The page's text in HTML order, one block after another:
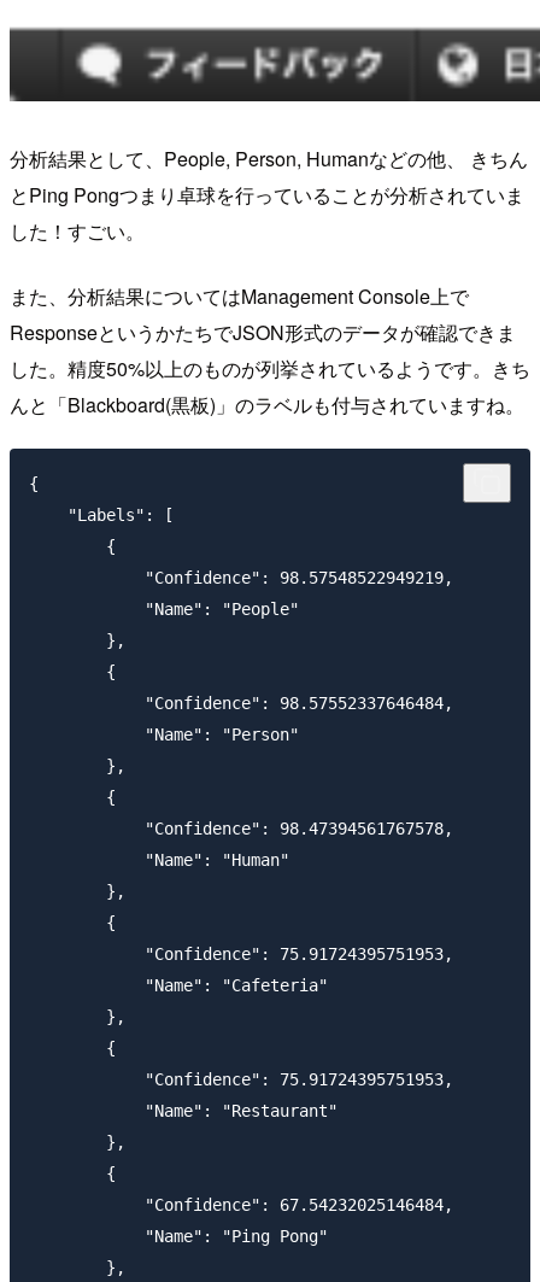
分析結果として、People, Person, Humanなどの他、 きちん
とPing Pongつまり卓球を行っていることが分析されていま
した！すごい。
また、分析結果についてはManagement Console上で
ResponseというかたちでJSON形式のデータが確認できま
した。精度50%以上のものが列挙されているようです。きち
んと「Blackboard(黒板)」のラベルも付与されていますね。
{
    "Labels": [
        {
            "Confidence": 98.57548522949219,
            "Name": "People"
        },
        {
            "Confidence": 98.57552337646484,
            "Name": "Person"
        },
        {
            "Confidence": 98.47394561767578,
            "Name": "Human"
        },
        {
            "Confidence": 75.91724395751953,
            "Name": "Cafeteria"
        },
        {
            "Confidence": 75.91724395751953,
            "Name": "Restaurant"
        },
        {
            "Confidence": 67.54232025146484,
            "Name": "Ping Pong"
        },